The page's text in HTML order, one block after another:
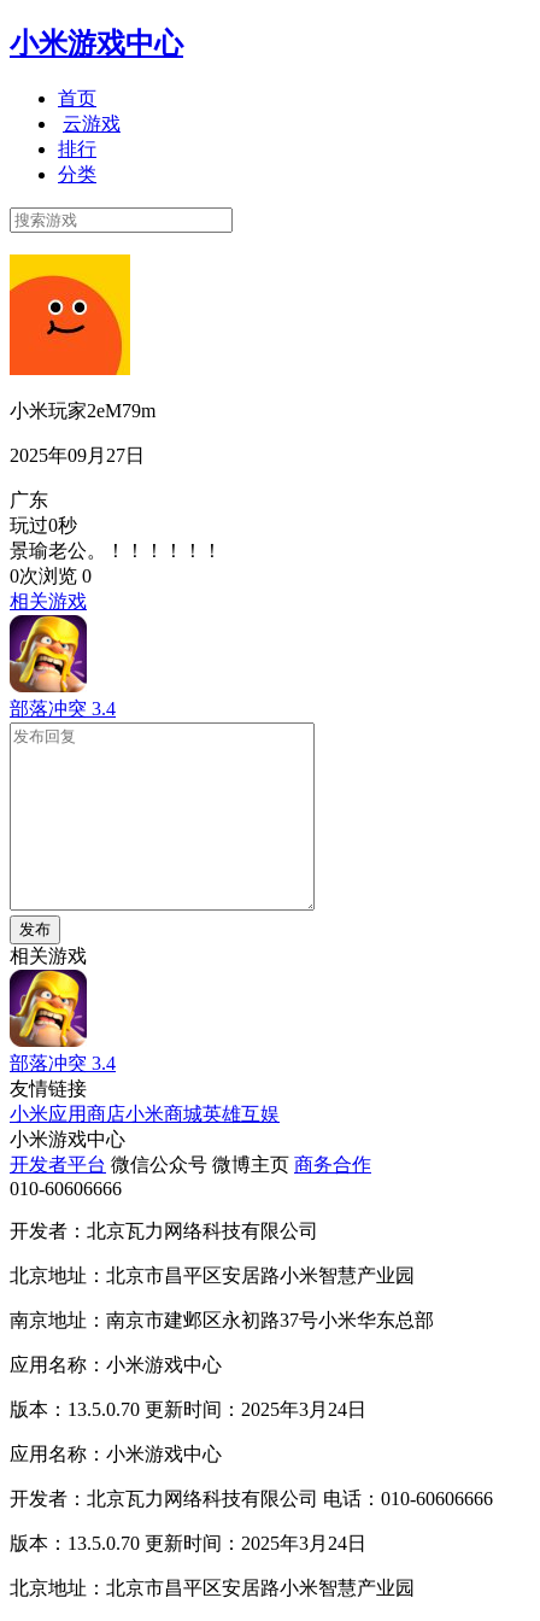
小米游戏中心
首页
云游戏
排行
分类
小米玩家2eM79m
2025年09月27日
广东
玩过0秒
景瑜老公。！！！！！！
0次浏览 0
相关游戏
部落冲突 3.4
发布
相关游戏
部落冲突 3.4
友情链接
小米应用商店小米商城英雄互娱
小米游戏中心
开发者平台 微信公众号 微博主页 商务合作
010-60606666
开发者：北京瓦力网络科技有限公司
北京地址：北京市昌平区安居路小米智慧产业园
南京地址：南京市建邺区永初路37号小米华东总部
应用名称：小米游戏中心
版本：13.5.0.70 更新时间：2025年3月24日
应用名称：小米游戏中心
开发者：北京瓦力网络科技有限公司 电话：010-60606666
版本：13.5.0.70 更新时间：2025年3月24日
北京地址：北京市昌平区安居路小米智慧产业园